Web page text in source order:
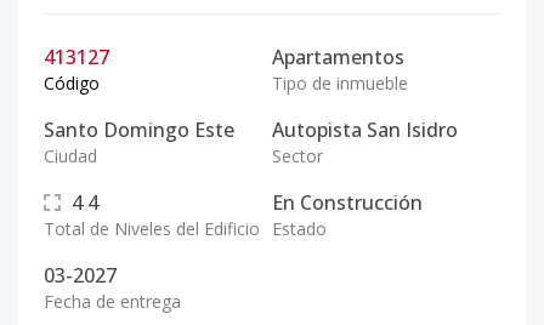
413127
Código
Apartamentos
Tipo de inmueble
Santo Domingo Este
Ciudad
Autopista San Isidro
Sector
4 4
Total de Niveles del Edificio
En Construcción
Estado
03-2027
Fecha de entrega